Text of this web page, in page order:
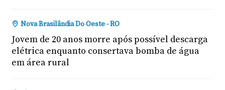
Nova Brasilândia Do Oeste - RO
Jovem de 20 anos morre após possível descarga
elétrica enquanto consertava bomba de água
em área rural